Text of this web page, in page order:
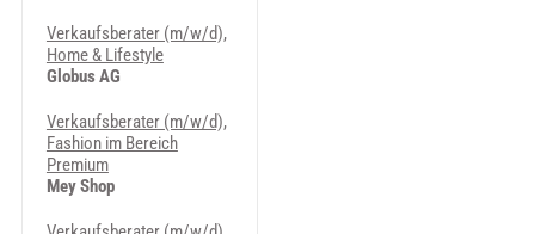
Verkaufsberater (m/w/d),
Home & Lifestyle
Globus AG
Verkaufsberater (m/w/d),
Fashion im Bereich
Premium
Mey Shop